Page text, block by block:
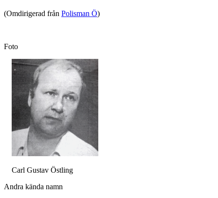
(Omdirigerad från Polisman Ö)
Foto
Carl Gustav Östling
Andra kända namn